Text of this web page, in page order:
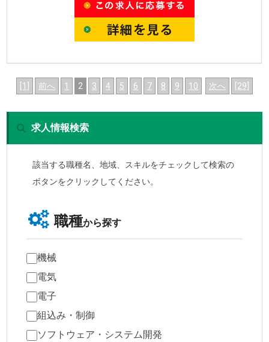
[1] 前へ 1 2 3 4 5 6 7 8 9 10 次へ [29]
求人情報検索
該当する職種名、地域、スキルをチェックして検索の
ボタンをクリックしてください。
職種から探す
機械
電気
電子
組込み・制御
ソフトウェア・システム開発